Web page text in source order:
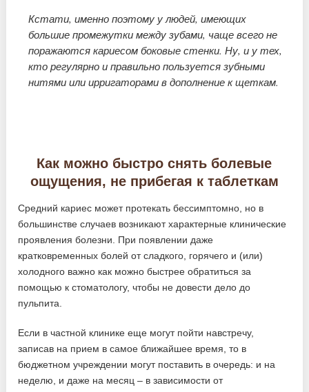
Кстати, именно поэтому у людей, имеющих
большие промежутки между зубами, чаще всего не
поражаются кариесом боковые стенки. Ну, и у тех,
кто регулярно и правильно пользуется зубными
нитями или ирригаторами в дополнение к щеткам.
Как можно быстро снять болевые
ощущения, не прибегая к таблеткам
Средний кариес может протекать бессимптомно, но в
большинстве случаев возникают характерные клинические
проявления болезни. При появлении даже
кратковременных болей от сладкого, горячего и (или)
холодного важно как можно быстрее обратиться за
помощью к стоматологу, чтобы не довести дело до
пульпита.
Если в частной клинике еще могут пойти навстречу,
записав на прием в самое ближайшее время, то в
бюджетном учреждении могут поставить в очередь: и на
неделю, и даже на месяц – в зависимости от